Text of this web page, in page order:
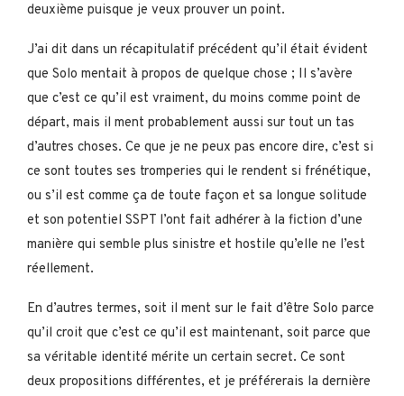
deuxième puisque je veux prouver un point.
J’ai dit dans un récapitulatif précédent qu’il était évident
que Solo mentait à propos de quelque chose ; Il s’avère
que c’est ce qu’il est vraiment, du moins comme point de
départ, mais il ment probablement aussi sur tout un tas
d’autres choses. Ce que je ne peux pas encore dire, c’est si
ce sont toutes ses tromperies qui le rendent si frénétique,
ou s’il est comme ça de toute façon et sa longue solitude
et son potentiel SSPT l’ont fait adhérer à la fiction d’une
manière qui semble plus sinistre et hostile qu’elle ne l’est
réellement.
En d’autres termes, soit il ment sur le fait d’être Solo parce
qu’il croit que c’est ce qu’il est maintenant, soit parce que
sa véritable identité mérite un certain secret. Ce sont
deux propositions différentes, et je préférerais la dernière